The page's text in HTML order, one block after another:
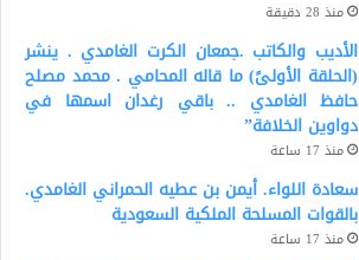
منذ 28 دقيقة
الأديب والكاتب .جمعان الكرت الغامدي . ينشر
(الحلقة الأولىً) ما قاله المحامي . محمد مصلح
حافظ الغامدي .. باقي رغدان اسمها في
دواوين الخلافة”
منذ 17 ساعة
سعادة اللواء. أيمن بن عطيه الحمراني الغامدي.
بالقوات المسلحة الملكية السعودية
منذ 17 ساعة